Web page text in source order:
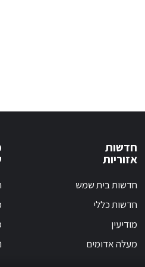
חדשות
אזוריות
חדשות בית שמש
חדשות כללי
מודיעין
מעלה אדומים